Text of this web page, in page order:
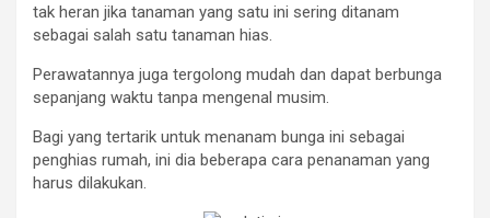
tak heran jika tanaman yang satu ini sering ditanam
sebagai salah satu tanaman hias.
Perawatannya juga tergolong mudah dan dapat berbunga
sepanjang waktu tanpa mengenal musim.
Bagi yang tertarik untuk menanam bunga ini sebagai
penghias rumah, ini dia beberapa cara penanaman yang
harus dilakukan.